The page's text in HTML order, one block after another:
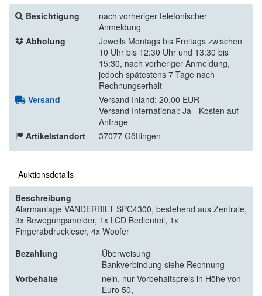
Besichtigung
nach vorheriger telefonischer
Anmeldung
Abholung
Jeweils Montags bis Freitags zwischen
10 Uhr bis 12:30 Uhr und 13:30 bis
15:30, nach vorheriger Anmeldung,
jedoch spätestens 7 Tage nach
Rechnungserhalt
Versand
Versand Inland: 20,00 EUR
Versand International: Ja - Kosten auf
Anfrage
Artikelstandort
37077 Göttingen
Auktionsdetails
Beschreibung
Alarmanlage VANDERBILT SPC4300, bestehend aus Zentrale,
3x Bewegungsmelder, 1x LCD Bedienteil, 1x
Fingerabdruckleser, 4x Woofer
Bezahlung
Überweisung
Bankverbindung siehe Rechnung
Vorbehalte
nein, nur Vorbehaltspreis in Höhe von
Euro 50,−